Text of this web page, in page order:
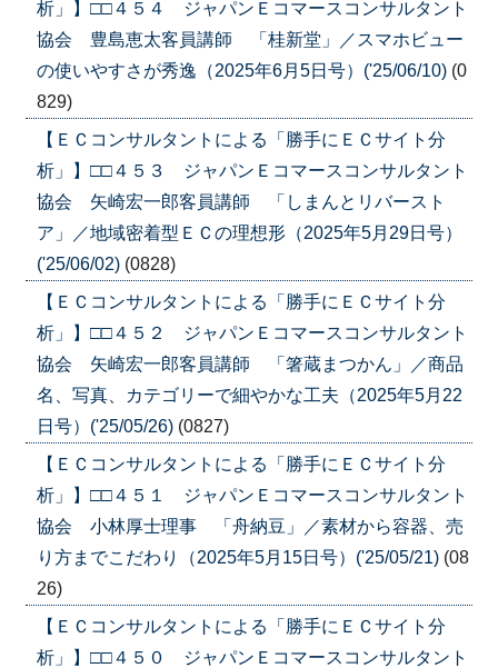
析」】□□４５４ ジャパンＥコマースコンサルタント
協会 豊島恵太客員講師 「桂新堂」／スマホビュー
の使いやすさが秀逸（2025年6月5日号）('25/06/10) (0
829)
【ＥＣコンサルタントによる「勝手にＥＣサイト分
析」】□□４５３ ジャパンＥコマースコンサルタント
協会 矢崎宏一郎客員講師 「しまんとリバースト
ア」／地域密着型ＥＣの理想形（2025年5月29日号）
('25/06/02) (0828)
【ＥＣコンサルタントによる「勝手にＥＣサイト分
析」】□□４５２ ジャパンＥコマースコンサルタント
協会 矢崎宏一郎客員講師 「箸蔵まつかん」／商品
名、写真、カテゴリーで細やかな工夫（2025年5月22
日号）('25/05/26) (0827)
【ＥＣコンサルタントによる「勝手にＥＣサイト分
析」】□□４５１ ジャパンＥコマースコンサルタント
協会 小林厚士理事 「舟納豆」／素材から容器、売
り方までこだわり（2025年5月15日号）('25/05/21) (08
26)
【ＥＣコンサルタントによる「勝手にＥＣサイト分
析」】□□４５０ ジャパンＥコマースコンサルタント